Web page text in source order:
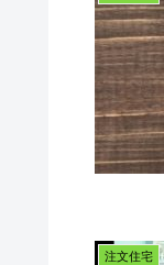
注文住宅